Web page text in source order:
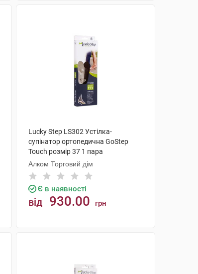
Lucky Step LS302 Устілка-
супінатор ортопедична GoStep
Touch розмір 37 1 пара
Алком Торговий дім
Є в наявності
від 930.00 грн